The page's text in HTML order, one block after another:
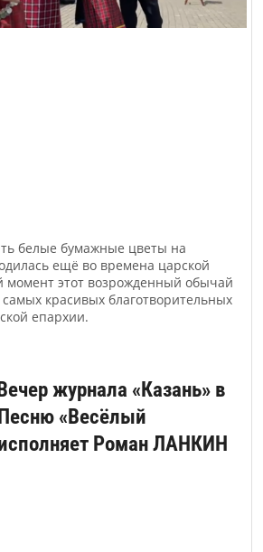
белые бумажные цветы на
ещё во времена царской
момент этот возрожденный обычай
красивых благотворительных
епархии.
журнала «Казань» в
«Весёлый
Роман ЛАНКИН